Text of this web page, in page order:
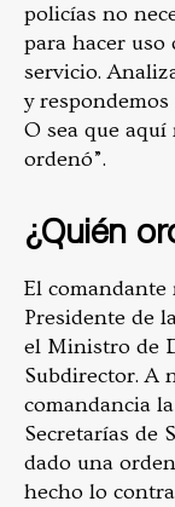
policías no
para hacer uso
servicio.
y
O sea que
ordenó”.
¿Quién
El
Presidente de
el Ministro de
Subdirector. A
comandancia
Secretarías de
dado una
hecho lo